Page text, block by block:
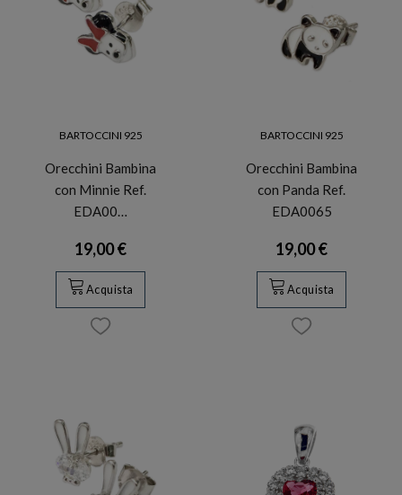
BARTOCCINI 925
Orecchini Bambina
con Minnie Ref.
EDA00…
19,00 €
Acquista
BARTOCCINI 925
Orecchini Bambina
con Panda Ref.
EDA0065
19,00 €
Acquista